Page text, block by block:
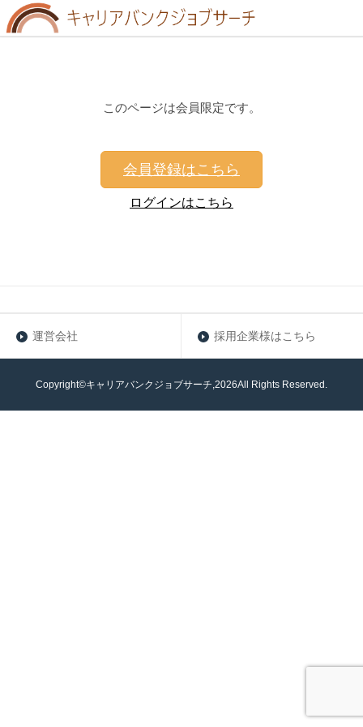
このページは会員限定です。
会員登録はこちら
ログインはこちら
運営会社 採用企業様はこちら
Copyright©キャリアバンクジョブサーチ,2026All Rights Reserved.